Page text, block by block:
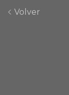
Volver